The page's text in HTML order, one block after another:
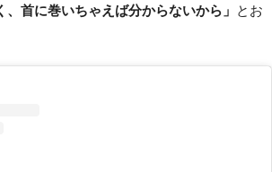
、首に巻いちゃえば分からないから」
とお